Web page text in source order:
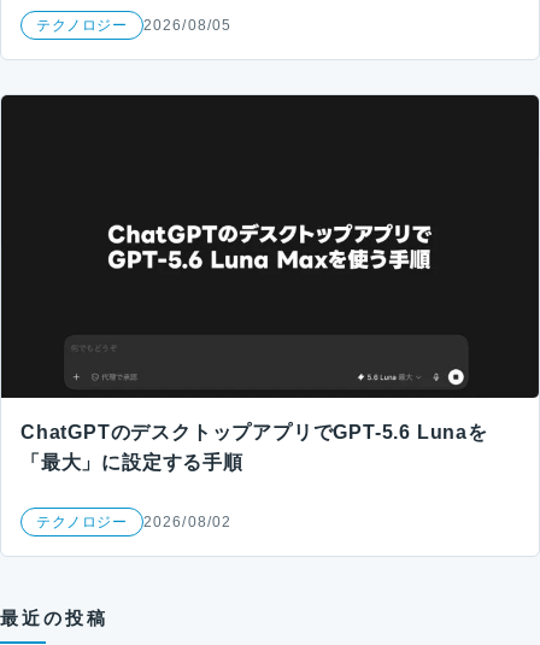
テクノロジー 2026/08/05
ChatGPTのデスクトップアプリでGPT-5.6 Lunaを
「最大」に設定する手順
テクノロジー 2026/08/02
最近の投稿